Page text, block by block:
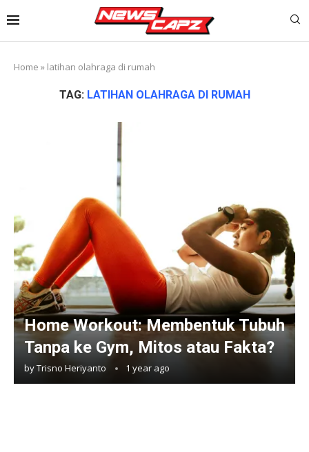
Home » latihan olahraga di rumah
TAG: LATIHAN OLAHRAGA DI RUMAH
Home Workout: Membentuk Tubuh
Tanpa ke Gym, Mitos atau Fakta?
byTrisno Heriyanto 1 year ago